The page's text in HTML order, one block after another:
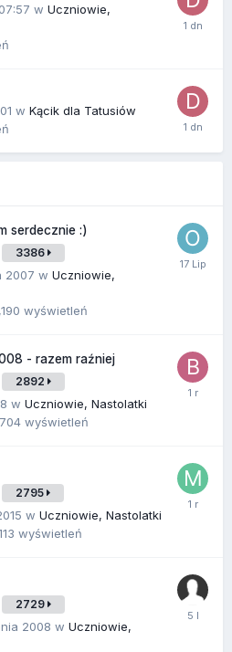
w Uczniowie,
w Kącik dla Tatusiów
serdecznie :)
3386
2007 w Uczniowie,
wyświetleń
- razem raźniej
2892
w Uczniowie, Nastolatki
wyświetleń
2795
w Uczniowie, Nastolatki
wyświetleń
2729
2008 w Uczniowie,